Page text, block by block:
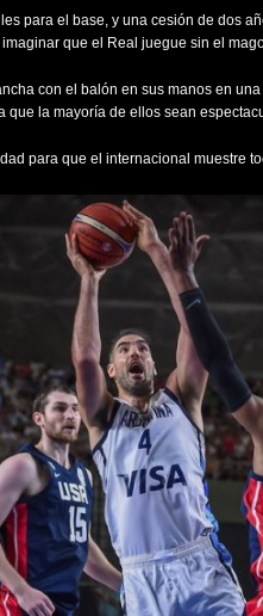
para el base, y una cesión de dos
que el Real juegue sin el
con el balón en sus manos en
la mayoría de ellos sean
para que el internacional muestre